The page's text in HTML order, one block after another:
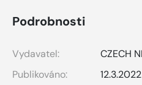
Podrobnosti
Vydavatel:
CZECH
Publikováno:
12.3.2022